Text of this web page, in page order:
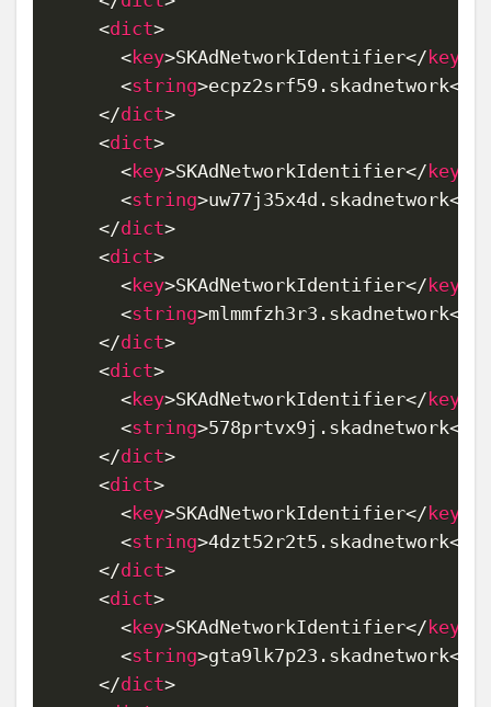
<dict>
<key>SKAdNetworkIdentifier</ key
<string>ecpz2srf59.skadnetwork</
</dict>
<dict>
<key>SKAdNetworkIdentifier</ key
<string>uw77j35x4d.skadnetwork</
</dict>
<dict>
<key>SKAdNetworkIdentifier</ key
<string>mlmmfzh3r3.skadnetwork</
</dict>
<dict>
<key>SKAdNetworkIdentifier</ key
<string>578prtvx9j.skadnetwork</
</dict>
<dict>
<key>SKAdNetworkIdentifier</ key
<string>4dzt52r2t5.skadnetwork</
</dict>
<dict>
<key>SKAdNetworkIdentifier</ key
<string>gta9lk7p23.skadnetwork</
</dict>